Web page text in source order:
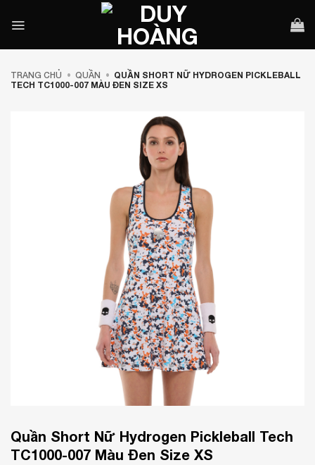
qua
TRANG CHỦ • QUẦN • QUẦN SHORT NỮ HYDROGEN PICKLEBALL
TECH TC1000-007 MÀU ĐEN SIZE XS
Quần Short Nữ Hydrogen Pickleball Tech
TC1000-007 Màu Đen Size XS